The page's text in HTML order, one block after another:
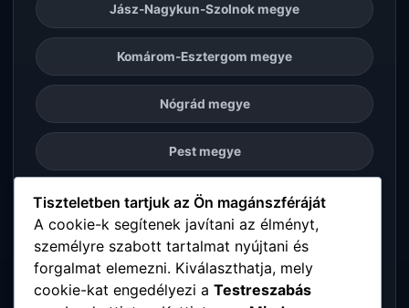
Jász-Nagykun-Szolnok megye
Komárom-Esztergom megye
Nógrád megye
Pest megye
Somogy megye
Szabolcs-Szatmár-Bereg megye
Tolna megye
Tiszteletben tartjuk az Ön magánszféráját
A cookie-k segítenek javítani az élményt,
személyre szabott tartalmat nyújtani és
forgalmat elemezni. Kiválaszthatja, mely
cookie-kat engedélyezi a Testreszabás